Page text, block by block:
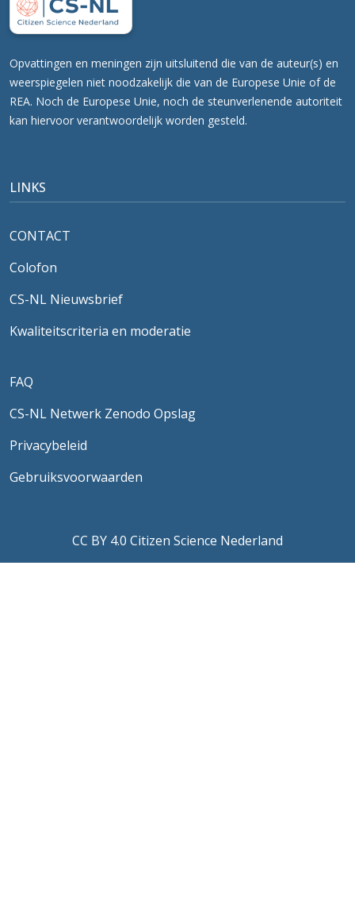
Opvattingen en meningen zijn uitsluitend die van de auteur(s) en
weerspiegelen niet noodzakelijk die van de Europese Unie of de
REA. Noch de Europese Unie, noch de steunverlenende autoriteit
kan hiervoor verantwoordelijk worden gesteld.
LINKS
CONTACT
Colofon
CS-NL Nieuwsbrief
Kwaliteitscriteria en moderatie
FAQ
CS-NL Netwerk Zenodo Opslag
Privacybeleid
Gebruiksvoorwaarden
CC BY 4.0 Citizen Science Nederland